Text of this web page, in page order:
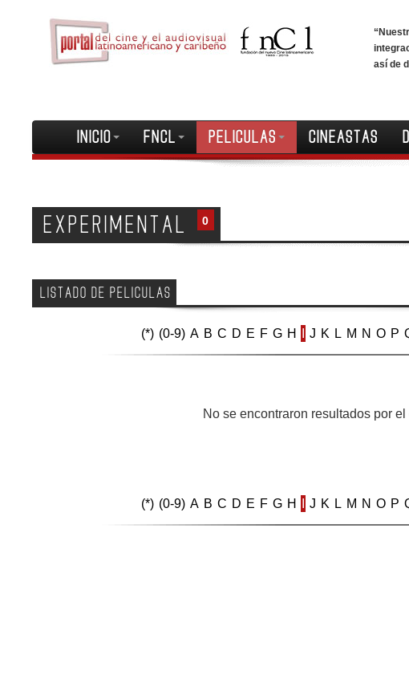
así de
INICIO FNCL PELICULAS CINEASTAS
EXPERIMENTAL 0
LISTADO DE PELICULAS
(*) (0-9) A B C D E F G H J K L M N O P
No se encontraron resultados por
(*) (0-9) A B C D E F G H J K L M N O P